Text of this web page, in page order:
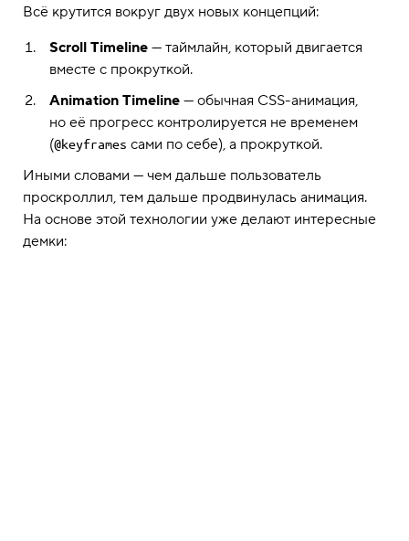
Всё крутится вокруг двух новых концепций:
Scroll Timeline— таймлайн, который двигается
вместе с прокруткой.
Animation Timeline— обычная CSS-анимация,
но её прогресс контролируется не временем
(@keyframes сами по себе), а прокруткой.
Иными словами — чем дальше пользователь
проскроллил, тем дальше продвинулась анимация.
На основе этой технологии уже делают интересные
демки: